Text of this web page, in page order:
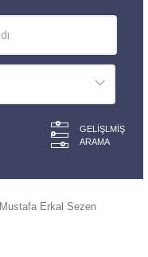
GELIŞLMIŞ
ARAMA
Erkal Sezen